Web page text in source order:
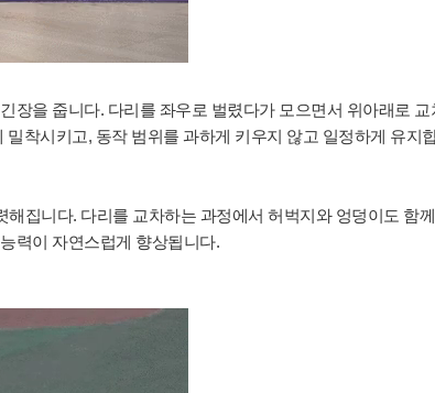
장을 줍니다. 다리를 좌우로 벌렸다가 모으면서 위아래로 교
착시키고, 동작 범위를 과하게 키우지 않고 일정하게 유지
집니다. 다리를 교차하는 과정에서 허벅지와 엉덩이도 함께
력이 자연스럽게 향상됩니다.